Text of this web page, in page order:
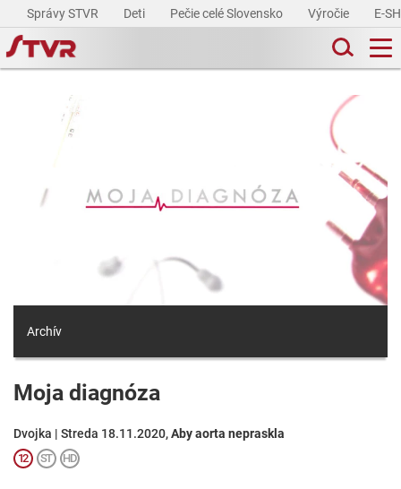
Správy STVR Deti Pečie celé Slovensko Výročie E-
Archív
Moja diagnóza
Dvojka | Streda 18.11.2020,Aby aorta nepraskla